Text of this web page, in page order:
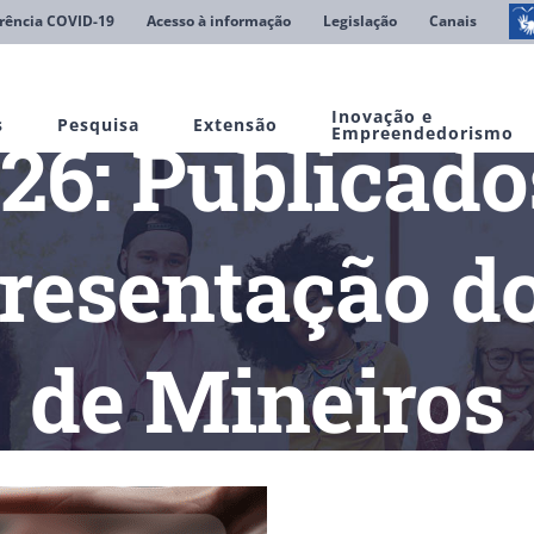
COVID-19 Acesso à informação Legislação Canais
Pesquisa Extensão Inovação e
Empreendedorismo
de Mineiros